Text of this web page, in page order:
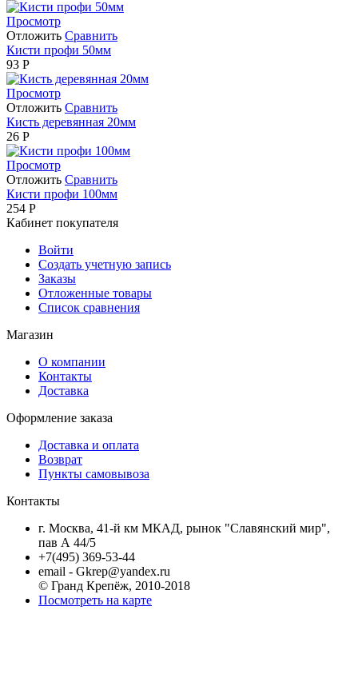
Просмотр
Отложить Сравнить
Кисти профи 50мм
93 Р
Просмотр
Отложить Сравнить
Кисть деревянная 20мм
26 Р
Просмотр
Отложить Сравнить
Кисти профи 100мм
254 Р
Кабинет покупателя
Войти
Создать учетную запись
Заказы
Отложенные товары
Список сравнения
Магазин
О компании
Контакты
Доставка
Оформление заказа
Доставка и оплата
Возврат
Пункты самовывоза
Контакты
г. Москва, 41-й км МКАД, рынок "Славянский мир",
пав А 44/5
+7(495) 369-53-44
email - Gkrep@yandex.ru
© Гранд Крепёж, 2010-2018
Посмотреть на карте